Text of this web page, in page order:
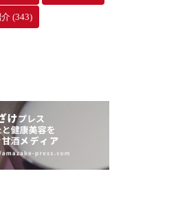
(343)